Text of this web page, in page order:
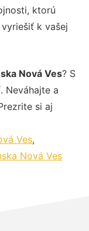
ktorú
k vašej
Nová Ves? S
Neváhajte a
si aj
Ves,
Nová Ves